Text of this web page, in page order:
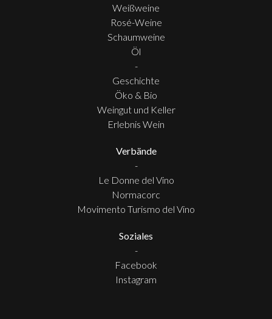
Weißweine
Rosé-Weine
Schaumweine
Öl
-
Geschichte
Öko & Bio
Weingut und Keller
Erlebnis Wein
Verbände
-
Le Donne del Vino
Normacorc
Movimento Turismo del Vino
Soziales
-
Facebook
Instagram